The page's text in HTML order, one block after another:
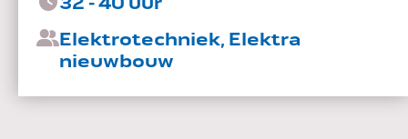
Impact
Onderhoud
Elektrotechniek, Elektra
nieuwbouw